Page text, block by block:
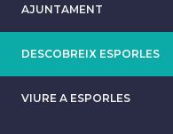
AJUNTAMENT
DESCOBREIX ESPORLES
VIURE A ESPORLES